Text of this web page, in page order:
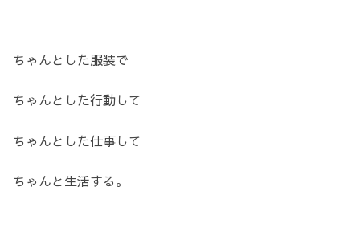
ちゃんとした服装で
ちゃんとした行動して
ちゃんとした仕事して
ちゃんと生活する。